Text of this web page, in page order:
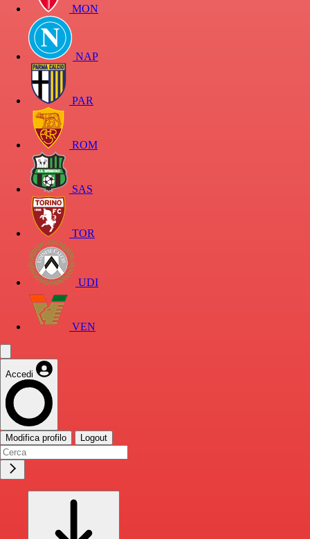
MON
NAP
PAR
ROM
SAS
TOR
UDI
VEN
Accedi
Modifica profilo Logout